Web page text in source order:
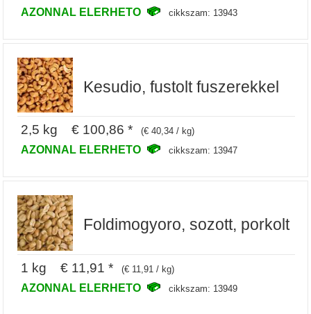
AZONNAL ELERHETO cikkszam: 13943
Kesudio, fustolt fuszerekkel
2,5 kg € 100,86 * (€ 40,34 / kg)
AZONNAL ELERHETO cikkszam: 13947
Foldimogyoro, sozott, porkolt
1 kg € 11,91 * (€ 11,91 / kg)
AZONNAL ELERHETO cikkszam: 13949